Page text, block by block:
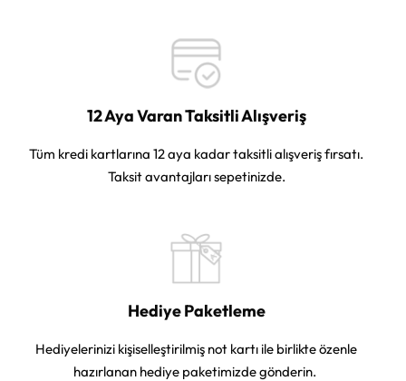
12 Aya Varan Taksitli Alışveriş
Tüm kredi kartlarına 12 aya kadar taksitli alışveriş fırsatı.
Taksit avantajları sepetinizde.
Hediye Paketleme
Hediyelerinizi kişiselleştirilmiş not kartı ile birlikte özenle
hazırlanan hediye paketimizde gönderin.